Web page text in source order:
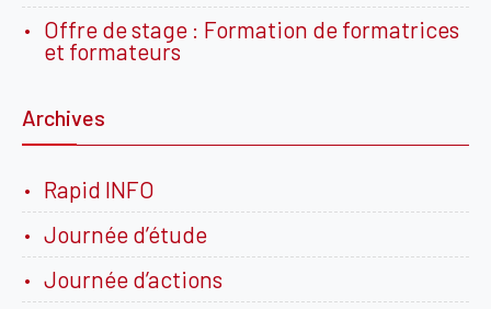
Offre de stage : Formation de formatrices
et formateurs
Archives
Rapid INFO
Journée d’étude
Journée d’actions